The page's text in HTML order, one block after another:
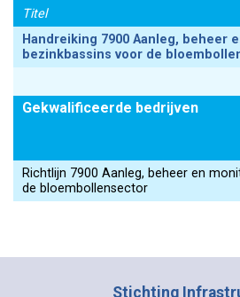
Titel
Handreiking 7900 Aanleg, beheer
bezinkbassins voor de
Gekwalificeerde bedrijven
Richtlijn 7900 Aanleg, beheer en
de bloembollensector
Stichting